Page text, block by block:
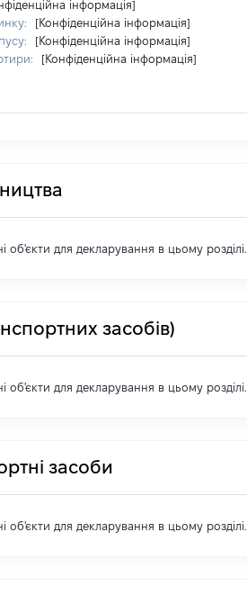
інформація]
[Конфіденційна інформація]
[Конфіденційна інформація]
[Конфіденційна інформація]
об'єкти для декларування в цьому розділі.
засобів)
об'єкти для декларування в цьому розділі.
засоби
об'єкти для декларування в цьому розділі.